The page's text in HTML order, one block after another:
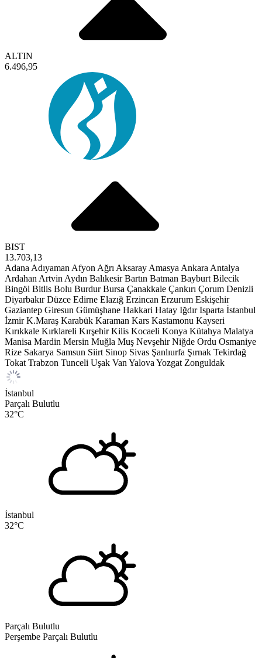
ALTIN
6.496,95
BIST
13.703,13
Adana Adıyaman Afyon Ağrı Aksaray Amasya Ankara Antalya
Ardahan Artvin Aydın Balıkesir Bartın Batman Bayburt Bilecik
Bingöl Bitlis Bolu Burdur Bursa Çanakkale Çankırı Çorum Denizli
Diyarbakır Düzce Edirne Elazığ Erzincan Erzurum Eskişehir
Gaziantep Giresun Gümüşhane Hakkari Hatay Iğdır Isparta İstanbul
İzmir K.Maraş Karabük Karaman Kars Kastamonu Kayseri
Kırıkkale Kırklareli Kırşehir Kilis Kocaeli Konya Kütahya Malatya
Manisa Mardin Mersin Muğla Muş Nevşehir Niğde Ordu Osmaniye
Rize Sakarya Samsun Siirt Sinop Sivas Şanlıurfa Şırnak Tekirdağ
Tokat Trabzon Tunceli Uşak Van Yalova Yozgat Zonguldak
İstanbul
Parçalı Bulutlu
32°C
İstanbul
32°C
Parçalı Bulutlu
Perşembe Parçalı Bulutlu